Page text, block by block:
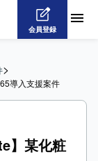
会員登録
>
導入支援案件
】某化粧